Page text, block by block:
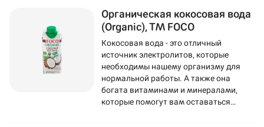
Органическая кокосовая вода
(Organic), ТМ FOCO
Кокосовая вода - это отличный
источник электролитов, которые
необходимы нашему организму для
нормальной работы. А также она
богата витаминами и минералами,
которые помогут вам оставаться